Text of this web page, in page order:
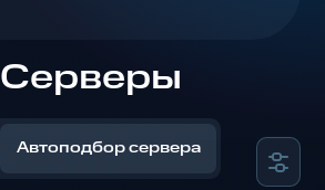
Серверы
Автоподбор сервера